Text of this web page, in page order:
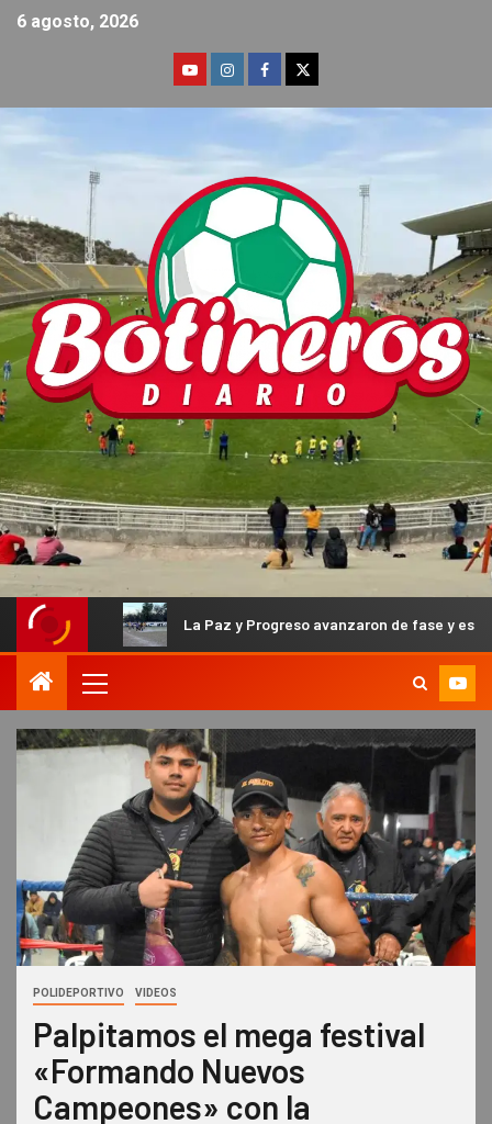
6 agosto, 2026
La Paz y Progreso avanzaron de fase y están los tres
POLIDEPORTIVO VIDEOS
Palpitamos el mega festival
«Formando Nuevos
Campeones» con la